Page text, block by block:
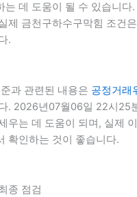
는 데 도움이 될 수 있습니다
제 금천구하수구막힘 조건
.
과 관련된 내용은 공정거래
. 2026년07월06일 22시25
우는 데 도움이 되며, 실제
확인하는 것이 좋습니다.
종 점검